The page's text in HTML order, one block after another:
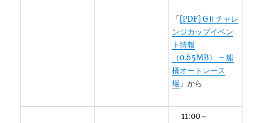
「[PDF] GⅡチャレ
ンジカップイベン
ト情報
（0.65MB） – 船
橋オートレース
場 」から
11:00～